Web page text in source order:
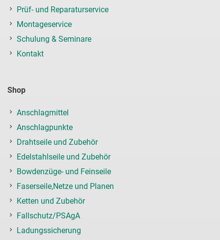
Prüf- und Reparaturservice
Montageservice
Schulung & Seminare
Kontakt
Shop
Anschlagmittel
Anschlagpunkte
Drahtseile und Zubehör
Edelstahlseile und Zubehör
Bowdenzüge- und Feinseile
Faserseile,Netze und Planen
Ketten und Zubehör
Fallschutz/PSAgA
Ladungssicherung